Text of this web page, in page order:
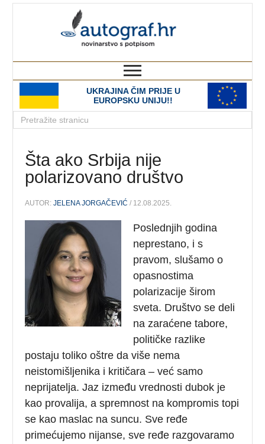
UKRAJINA ČIM PRIJE U
EUROPSKU UNIJU!!
Šta ako Srbija nije
polarizovano društvo
AUTOR:JELENA JORGAČEVIĆ / 12.08.2025.
Poslednjih godina
neprestano, i s
pravom, slušamo o
opasnostima
polarizacije širom
sveta. Društvo se deli
na zaraćene tabore,
političke razlike
postaju toliko oštre da više nema
neistomišljenika i kritičara – već samo
neprijatelja. Jaz između vrednosti dubok je
kao provalija, a spremnost na kompromis topi
se kao maslac na suncu. Sve ređe
primećujemo nijanse, sve ređe razgovaramo